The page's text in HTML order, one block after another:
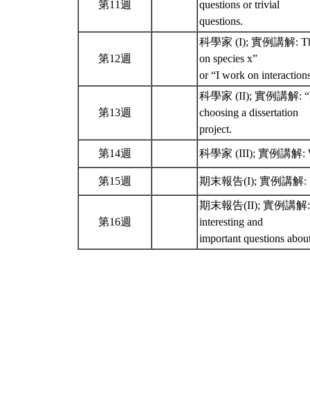
第11週
questions or trivial
questions.
第12週
科學家 (I); 實例講解:
on species x”
or “I work on
第13週
科學家 (II); 實例講解:
choosing a dissertation
project.
第14週 科學家 (III); 實例講解:
第15週 期末報告(I); 實例講解:
第16週
期末報告(II); 實例講解:
interesting and
important questions